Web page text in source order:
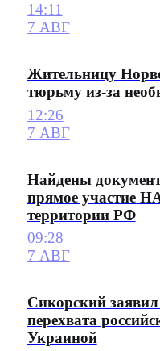
14:11
7 АВГ
Жительницу
тюрьму из-за
12:26
7 АВГ
Найдены
прямое участие
территории РФ
09:28
7 АВГ
Сикорский
перехвата
Украиной